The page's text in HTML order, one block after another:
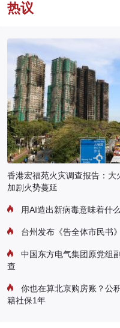
热议
香港宏福苑火灾调查报告：大
加剧火势蔓延
用AI造出新病毒意味着什
台州发布《告全体市民书》
中国东方电气集团原党组
查
你也在算北京购房账？公
籍社保1年